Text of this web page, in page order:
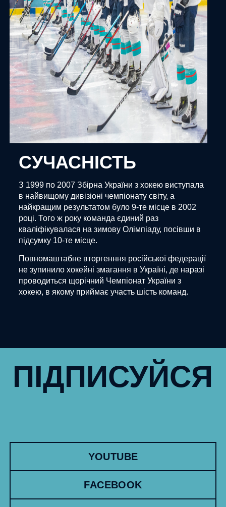
СУЧАСНІСТЬ
З 1999 по 2007 Збірна України з хокею виступала
в найвищому дивізіоні чемпіонату світу, а
найкращим результатом було 9-те місце в 2002
році. Того ж року команда єдиний раз
кваліфікувалася на зимову Олімпіаду, посівши в
підсумку 10-те місце.
Повномаштабне вторгенння російської федерації
не зупинило хокейні змагання в Україні, де наразі
проводиться щорічний Чемпіонат України з
хокею, в якому приймає участь шість команд.
ПІДПИСУЙСЯ
YOUTUBE
FACEBOOK